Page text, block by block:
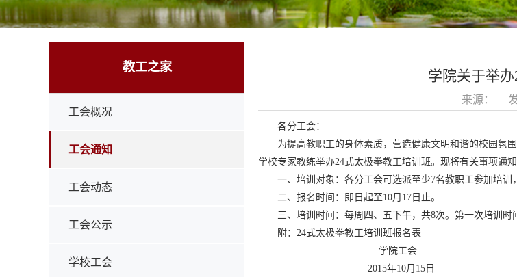
教工之家
工会概况
工会通知
工会动态
工会公示
学校工会
学院关于举
来源： 发
各分工会：
为提高教职工的身体素质，营造健康文明和谐的校园氛
学校专家教练举办24式太极拳教工培训班。现将有关事项通知
一、培训对象：各分工会可选派至少7名教职工参加培
二、报名时间：即日起至10月17日止。
三、培训时间：每周四、五下午，共8次。第一次培训时
附：24式太极拳教工培训班报名表
学院工会
2015年10月15日